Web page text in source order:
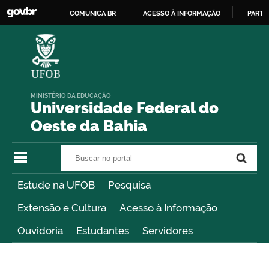
COMUNICA BR ACESSO À INFORMAÇÃO
Universidade Federal do
Oeste da Bahia
MINISTÉRIO DA EDUCAÇÃO
Estude na UFOB
Pesquisa
Extensão e Cultura
Acesso à Informação
Ouvidoria
Estudantes Servidores